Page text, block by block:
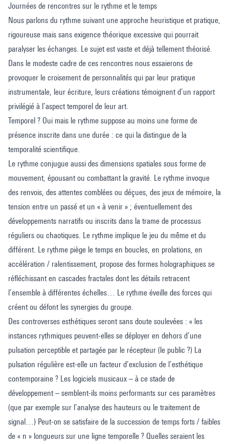
Journées de rencontres sur le rythme et le temps
Nous parlons du rythme suivant une approche heuristique et pratique,
rigoureuse mais sans exigence théorique excessive qui pourrait
paralyser les échanges. Le sujet est vaste et déjà tellement théorisé.
Dans le modeste cadre de ces rencontres nous essaierons de
provoquer le croisement de personnalités qui par leur pratique
instrumentale, leur écriture, leurs créations témoignent d’un rapport
privilégié à l’aspect temporel de leur art.
Temporel ? Oui mais le rythme suppose au moins une forme de
présence inscrite dans une durée : ce qui la distingue de la
temporalité scientifique.
Le rythme conjugue aussi des dimensions spatiales sous forme de
mouvement, épousant ou combattant la gravité. Le rythme invoque
des renvois, des attentes comblées ou déçues, des jeux de mémoire, la
tension entre un passé et un « à venir » ; éventuellement des
développements narratifs ou inscrits dans la trame de processus
réguliers ou chaotiques. Le rythme implique le jeu du même et du
différent. Le rythme piège le temps en boucles, en prolations, en
accélération / ralentissement, propose des formes holographiques se
réfléchissant en cascades fractales dont les détails retracent
l’ensemble à différentes échelles… Le rythme éveille des forces qui
créent ou défont les synergies du groupe.
Des controverses esthétiques seront sans doute soulevées : « les
instances rythmiques peuvent-elles se déployer en dehors d’une
pulsation perceptible et partagée par le récepteur (le public ?) La
pulsation régulière est-elle un facteur d’exclusion de l’esthétique
contemporaine ? Les logiciels musicaux – à ce stade de
développement – semblent-ils moins performants sur ces paramètres
(que par exemple sur l’analyse des hauteurs ou le traitement de
signal…) Peut-on se satisfaire de la succession de temps forts / faibles
de « n » longueurs sur une ligne temporelle ? Quelles seraient les